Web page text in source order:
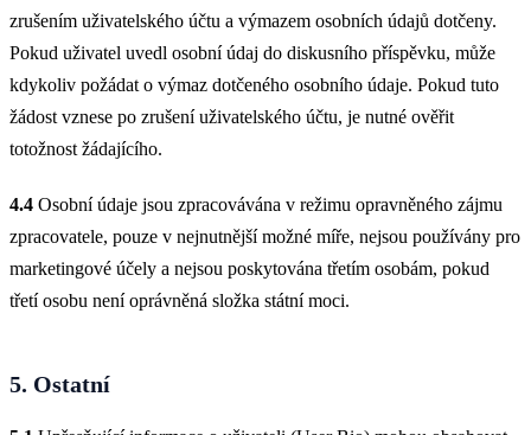
zrušením uživatelského účtu a výmazem osobních údajů dotčeny.
Pokud uživatel uvedl osobní údaj do diskusního příspěvku, může
kdykoliv požádat o výmaz dotčeného osobního údaje. Pokud tuto
žádost vznese po zrušení uživatelského účtu, je nutné ověřit
totožnost žádajícího.
4.4 Osobní údaje jsou zpracovávána v režimu opravněného zájmu
zpracovatele, pouze v nejnutnější možné míře, nejsou používány pro
marketingové účely a nejsou poskytována třetím osobám, pokud
třetí osobu není oprávněná složka státní moci.
5. Ostatní